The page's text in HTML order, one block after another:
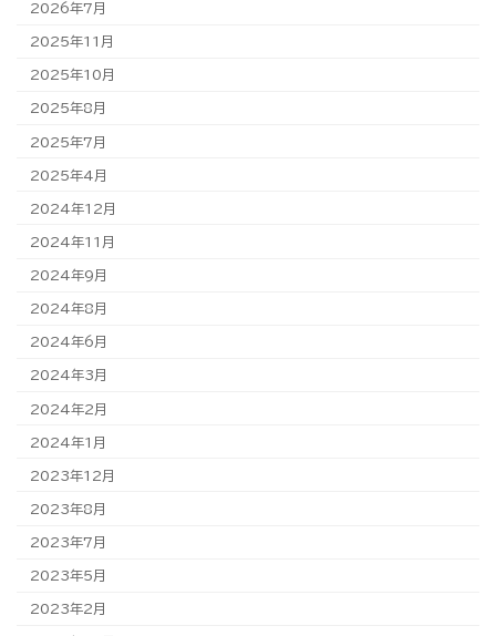
2026年7月
2025年11月
2025年10月
2025年8月
2025年7月
2025年4月
2024年12月
2024年11月
2024年9月
2024年8月
2024年6月
2024年3月
2024年2月
2024年1月
2023年12月
2023年8月
2023年7月
2023年5月
2023年2月